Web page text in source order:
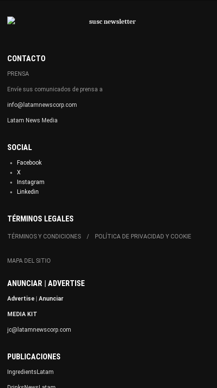
CONTACTO
PRENSA
Envíe sus comunicados de prensa a
info@latamnewscorp.com
Latam News Media
SOCIAL
Facebook
X
Instagram
Linkedin
TÉRMINOS LEGALES
TÉRMINOS Y CONDICIONES POLÍTICA DE PRIVACIDAD Y COOKIE
MAPA DEL SITIO
ANUNCIAR | ADVERTISE
Advertise Anunciar
MEDIA KIT
jc@latamnewscorp.com
PUBLICACIONES
IngredientsLatam